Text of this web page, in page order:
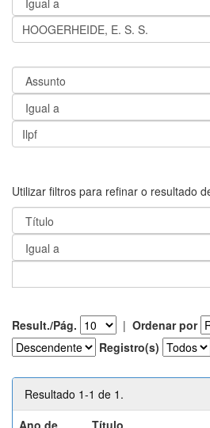
Utilizar filtros para refinar o resultado
Result./Pág. | Ordenar por
Registro(s)
Resultado 1-1 de 1.
Ano de
Título